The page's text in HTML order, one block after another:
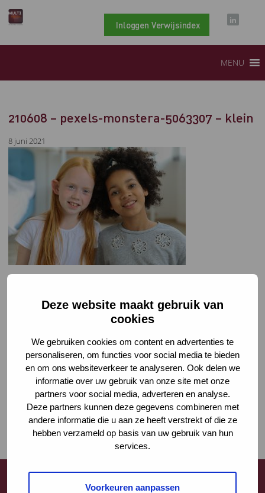
Deze website maakt gebruik van
cookies
We gebruiken cookies om content en advertenties te
personaliseren, om functies voor social media te bieden
en om ons websiteverkeer te analyseren. Ook delen we
informatie over uw gebruik van onze site met onze
partners voor social media, adverteren en analyse.
Deze partners kunnen deze gegevens combineren met
andere informatie die u aan ze heeft verstrekt of die ze
hebben verzameld op basis van uw gebruik van hun
services.
Voorkeuren aanpassen
Inloggen Verwijsindex
MENU
210608 – pexels-monstera-5063307 – klein
8 juni 2021